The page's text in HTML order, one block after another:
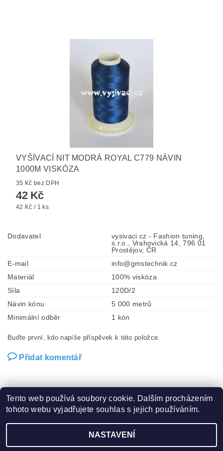
VYŠÍVACÍ NIT MODRÁ ROYAL C779 NÁVIN
1000M VISKÓZA
35 Kč bez DPH
42 Kč
42 Kč / 1 ks
Dodavatel
vysivaci.cz - Fashion tuning,
s.r.o., Vrahovická 14, 796 01
Prostějov, ČR
E-mail
info@gmstechnik.cz
Materiál
100% viskóza
Síla
120D/2
Návin kónu
5 000 metrů
Minimální odběr
1 kón
Buďte první, kdo napíše příspěvek k této položce.
Přidat komentář
Zboží.cz | Heureka.cz | Hot-fix.cz | Crystalstyle.cz
2026 ©Vysivaci.cz, všechna práva vyhrazena
Tento web používá soubory cookie. Dalším procházením
tohoto webu vyjadřujete souhlas s jejich používáním.
NASTAVENÍ